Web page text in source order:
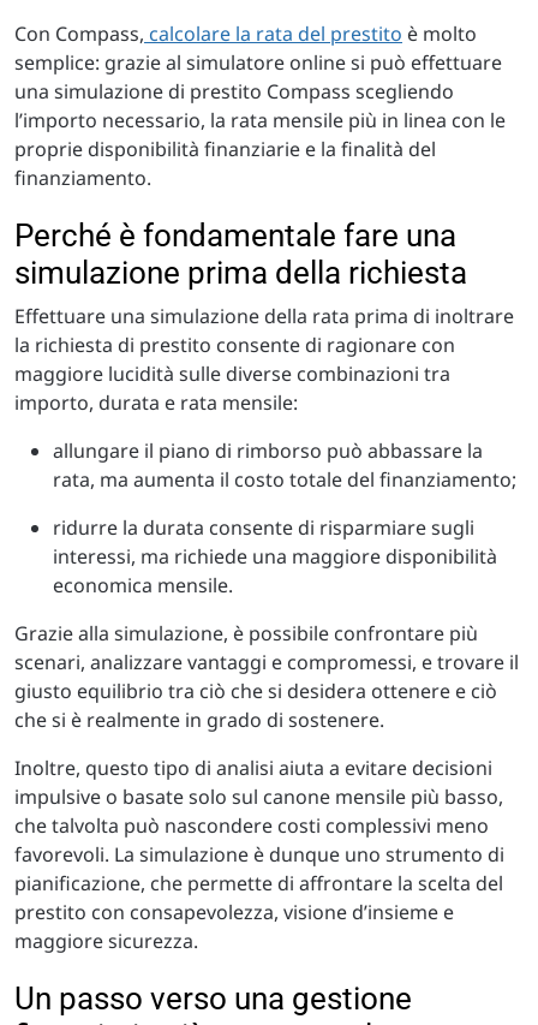
Con Compass, calcolare la rata del prestito è molto
semplice: grazie al simulatore online si può effettuare
una simulazione di prestito Compass scegliendo
l’importo necessario, la rata mensile più in linea con le
proprie disponibilità finanziarie e la finalità del
finanziamento.
Perché è fondamentale fare una
simulazione prima della richiesta
Effettuare una simulazione della rata prima di inoltrare
la richiesta di prestito consente di ragionare con
maggiore lucidità sulle diverse combinazioni tra
importo, durata e rata mensile:
allungare il piano di rimborso può abbassare la
rata, ma aumenta il costo totale del finanziamento;
ridurre la durata consente di risparmiare sugli
interessi, ma richiede una maggiore disponibilità
economica mensile.
Grazie alla simulazione, è possibile confrontare più
scenari, analizzare vantaggi e compromessi, e trovare il
giusto equilibrio tra ciò che si desidera ottenere e ciò
che si è realmente in grado di sostenere.
Inoltre, questo tipo di analisi aiuta a evitare decisioni
impulsive o basate solo sul canone mensile più basso,
che talvolta può nascondere costi complessivi meno
favorevoli. La simulazione è dunque uno strumento di
pianificazione, che permette di affrontare la scelta del
prestito con consapevolezza, visione d’insieme e
maggiore sicurezza.
Un passo verso una gestione